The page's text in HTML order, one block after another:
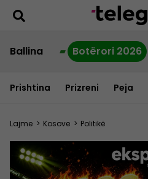
Ballina Botërori 2026
Prishtina Prizreni Peja
Lajme > Kosove > Politikë